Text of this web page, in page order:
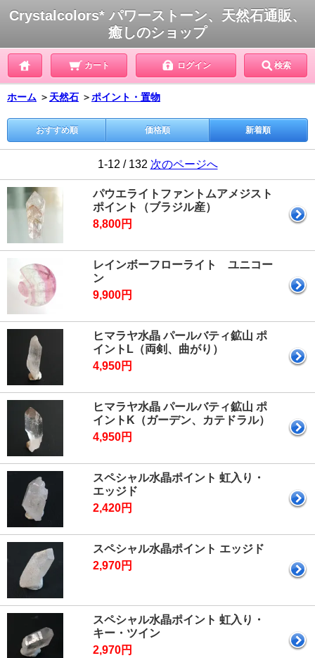
Crystalcolors* パワーストーン、天然石通販、
癒しのショップ
カート ログイン 検索
ホーム ＞ 天然石 ＞ポイント・置物
おすすめ順 価格順 新着順
1-12 / 132 次のページへ
パウエライトファントムアメジスト
ポイント（ブラジル産）
8,800円
レインボーフローライト ユニコー
ン
9,900円
ヒマラヤ水晶 パールバティ鉱山 ポ
イントL（両剣、曲がり）
4,950円
ヒマラヤ水晶 パールバティ鉱山 ポ
イントK（ガーデン、カテドラル）
4,950円
スペシャル水晶ポイント 虹入り・
エッジド
2,420円
スペシャル水晶ポイント エッジド
2,970円
スペシャル水晶ポイント 虹入り・
キー・ツイン
2,970円